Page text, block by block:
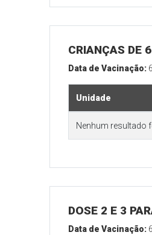
CRIANÇAS DE
Data de Vacinação:
Unidade
Nenhum resultado
DOSE 2 E 3
Data de Vacinação: